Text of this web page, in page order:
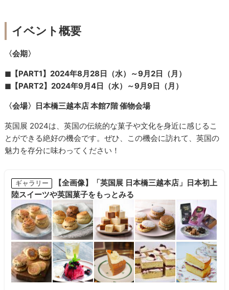
イベント概要
〈会期〉
◼︎【PART1】2024年8月28日（水）～9月2日（月）
◼︎【PART2】2024年9月4日（水）～9月9日（月）
〈会場〉日本橋三越本店 本館7階 催物会場
英国展 2024は、英国の伝統的な菓子や文化を身近に感じるこ
とができる絶好の機会です。ぜひ、この機会に訪れて、英国の
魅力を存分に味わってください！
ギャラリー
【全画像】「英国展 日本橋三越本店」日本初上
陸スイーツや英国菓子をもっとみる